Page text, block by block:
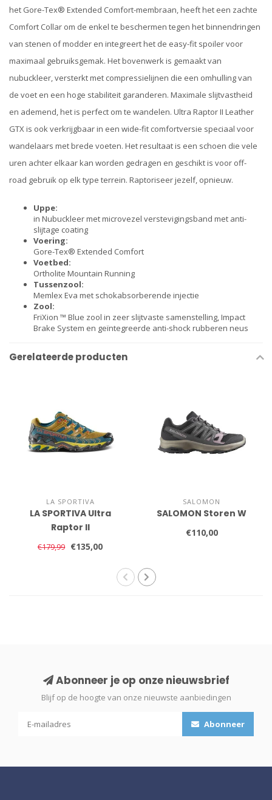
het Gore-Tex® Extended Comfort-membraan, heeft het een zachte
Comfort Collar om de enkel te beschermen tegen het binnendringen
van stenen of modder en integreert het de easy-fit spoiler voor
maximaal gebruiksgemak. Het bovenwerk is gemaakt van
nubuckleer, versterkt met compressielijnen die een omhulling van
de voet en een hoge stabiliteit garanderen. Maximale slijtvastheid
en ademend, het is perfect om te wandelen. Ultra Raptor II Leather
GTX is ook verkrijgbaar in een wide-fit comfortversie speciaal voor
wandelaars met brede voeten. Het resultaat is een schoen die vele
uren achter elkaar kan worden gedragen en geschikt is voor off-
road gebruik op elk type terrein. Raptoriseer jezelf, opnieuw.
Uppe:
in Nubuckleer met microvezel verstevigingsband met anti-
slijtage coating
Voering:
Gore-Tex® Extended Comfort
Voetbed:
Ortholite Mountain Running
Tussenzool:
Memlex Eva met schokabsorberende injectie
Zool:
FriXion ™ Blue zool in zeer slijtvaste samenstelling, Impact
Brake System en geïntegreerde anti-shock rubberen neus
Gerelateerde producten
LA SPORTIVA
LA SPORTIVA Ultra
Raptor II
€179,99 €135,00
SALOMON
SALOMON Storen W
€110,00
Abonneer je op onze nieuwsbrief
Blijf op de hoogte van onze nieuwste aanbiedingen
Abonneer